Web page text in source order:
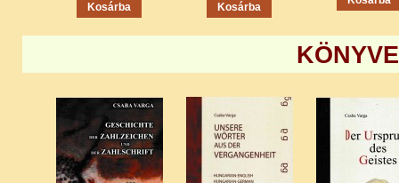
Kosárba Kosárba